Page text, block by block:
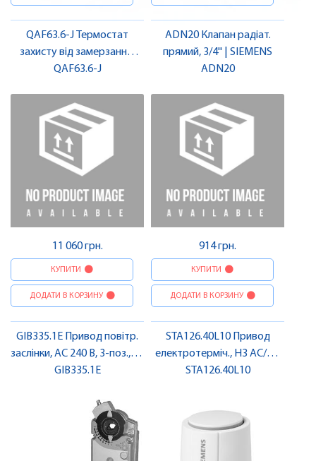
QAF63.6-J Термостат
захисту від замерзання,
капілярна трубка 6000 мм |
QAF63.6-J
11 060 грн.
КУПИТИ
ДОДАТИ В КОРЗИНУ
ADN20 Клапан радіат.
прямий, 3/4'' | SIEMENS
ADN20
914 грн.
КУПИТИ
ДОДАТИ В КОРЗИНУ
GIB335.1E Привод повітр.
заслінки, AC 240 В, 3-поз., 35
Нм, 150 с, перемикач.,
GIB335.1E
STA126.40L10 Привод
електротерміч., НЗ AC/DC
24V | SIEMENS
STA126.40L10